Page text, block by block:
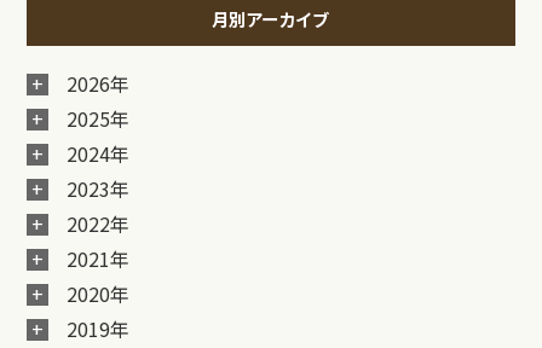
月別アーカイブ
2026年
2025年
2024年
2023年
2022年
2021年
2020年
2019年